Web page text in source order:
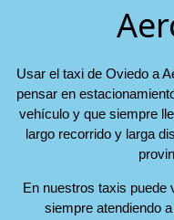
Usar el taxi de Oviedo a
pensar en
vehículo y que siempre
largo recorrido y larga
En nuestros taxis puede
siempre atendiendo